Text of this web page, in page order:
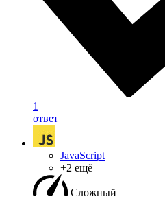
1
ответ
JavaScript
+2 ещё
Сложный